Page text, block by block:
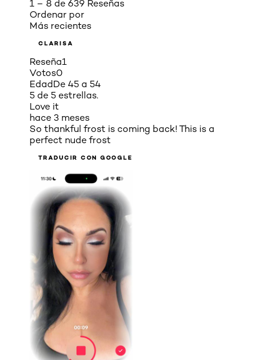
1 – 8 de 639 Reseñas
Ordenar por
Más recientes
CLARISA
Reseña1
Votos0
EdadDe 45 a 54
5 de 5 estrellas.
Love it
hace 3 meses
So thankful frost is coming back! This is a
perfect nude frost
TRADUCIR CON GOOGLE